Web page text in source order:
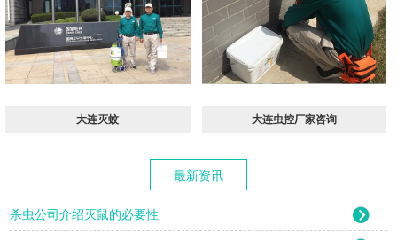
​大连灭蚊 ​大连虫控厂家咨询
最新资讯
杀虫公司介绍灭鼠的必要性